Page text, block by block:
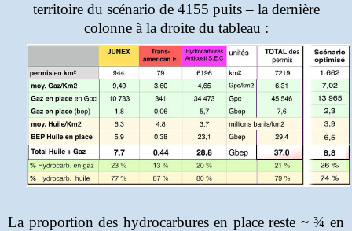
territoire du scénario de 4155 puits – la dernière
colonne à la droite du tableau :
La proportion des hydrocarbures en place reste ~ ¾ en